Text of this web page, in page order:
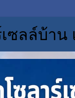
ซลล์บ้าน